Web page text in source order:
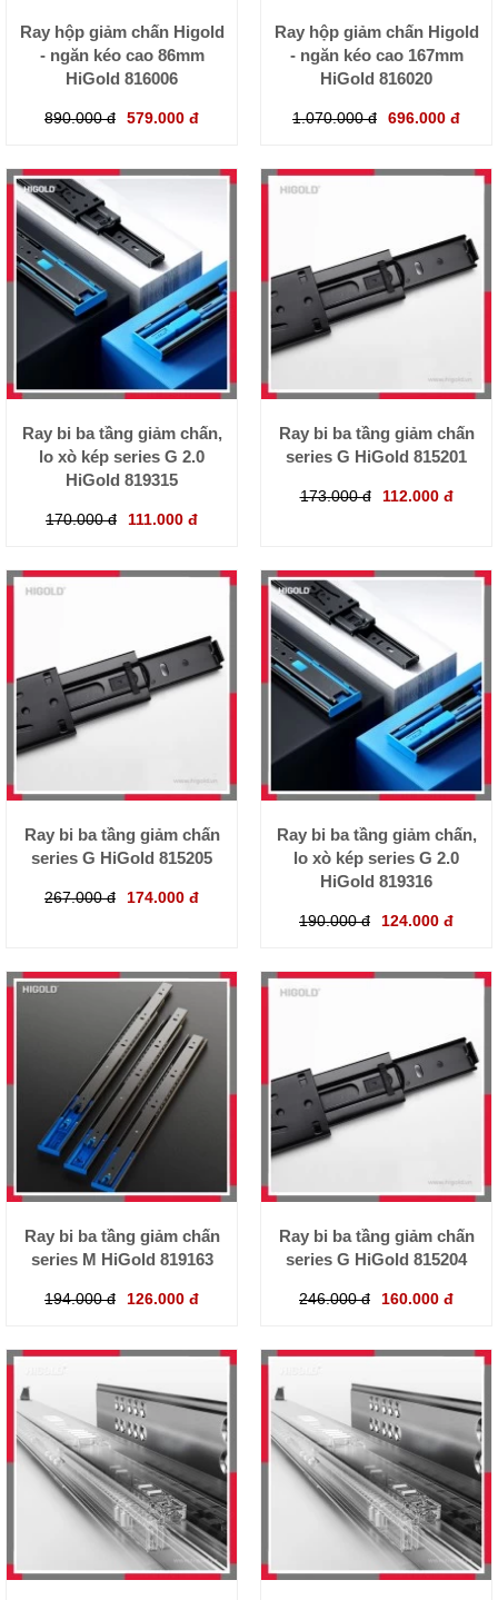
Ray hộp giảm chấn Higold
- ngăn kéo cao 86mm
HiGold 816006
890.000 đ 579.000 đ
Ray hộp giảm chấn Higold
- ngăn kéo cao 167mm
HiGold 816020
1.070.000 đ 696.000 đ
Ray bi ba tầng giảm chấn,
lo xò kép series G 2.0
HiGold 819315
170.000 đ 111.000 đ
Ray bi ba tầng giảm chấn
series G HiGold 815201
173.000 đ 112.000 đ
Ray bi ba tầng giảm chấn
series G HiGold 815205
267.000 đ 174.000 đ
Ray bi ba tầng giảm chấn,
lo xò kép series G 2.0
HiGold 819316
190.000 đ 124.000 đ
Ray bi ba tầng giảm chấn
series M HiGold 819163
194.000 đ 126.000 đ
Ray bi ba tầng giảm chấn
series G HiGold 815204
246.000 đ 160.000 đ